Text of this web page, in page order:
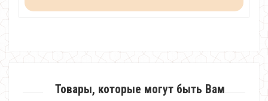
Товары, которые могут быть Вам